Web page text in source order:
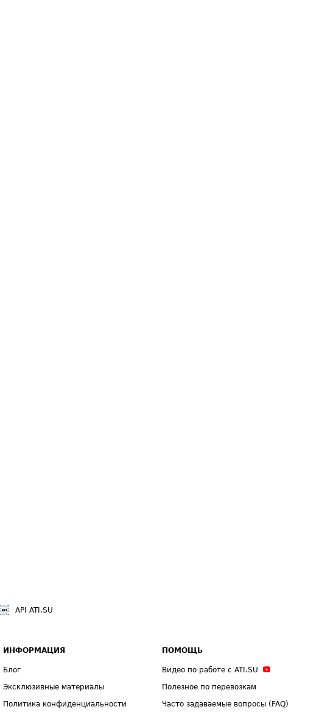
API ATI.SU
ИНФОРМАЦИЯ
Блог
Эксклюзивные материалы
Политика конфиденциальности
ПОМОЩЬ
Видео по работе с ATI.SU
Полезное по перевозкам
Часто задаваемые вопросы (FAQ)